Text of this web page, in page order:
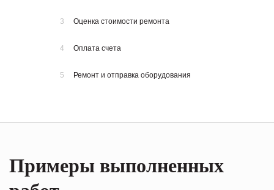
3 Оценка стоимости ремонта
4 Оплата счета
5 Ремонт и отправка оборудования
Примеры выполненных